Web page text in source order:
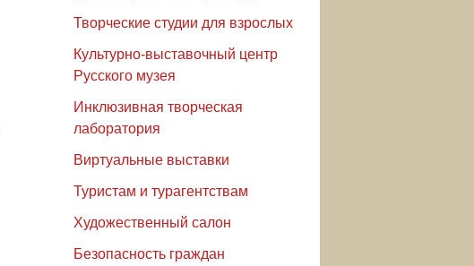
Творческие студии для взрослых
Культурно-выставочный центр
Русского музея
Инклюзивная творческая
лаборатория
Виртуальные выставки
Туристам и турагентствам
Художественный салон
Безопасность граждан